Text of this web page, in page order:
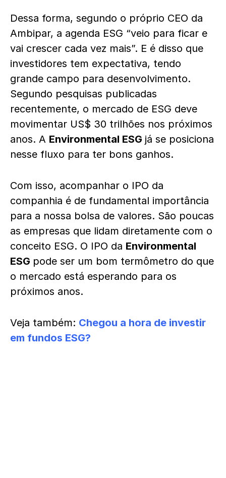
Dessa forma, segundo o próprio CEO da
Ambipar, a agenda ESG “veio para ficar e
vai crescer cada vez mais”. E é disso que
investidores tem expectativa, tendo
grande campo para desenvolvimento.
Segundo pesquisas publicadas
recentemente, o mercado de ESG deve
movimentar US$ 30 trilhões nos próximos
anos. A Environmental ESG já se posiciona
nesse fluxo para ter bons ganhos.
Com isso, acompanhar o IPO da
companhia é de fundamental importância
para a nossa bolsa de valores. São poucas
as empresas que lidam diretamente com o
conceito ESG. O IPO da Environmental
ESG pode ser um bom termômetro do que
o mercado está esperando para os
próximos anos.
Veja também: Chegou a hora de investir
em fundos ESG?